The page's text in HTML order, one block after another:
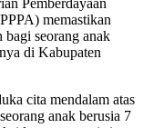
Pemberdayaan
memastikan
seorang anak
di Kabupaten
cita mendalam atas
anak berusia 7